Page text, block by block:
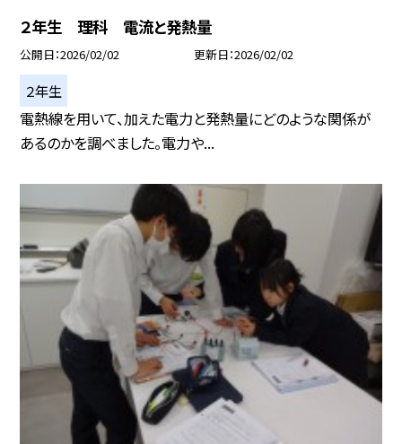
２年生 理科 電流と発熱量
公開日 2026/02/02 更新日 2026/02/02
２年生
電熱線を用いて、加えた電力と発熱量にどのような関係が
あるのかを調べました。電力や...